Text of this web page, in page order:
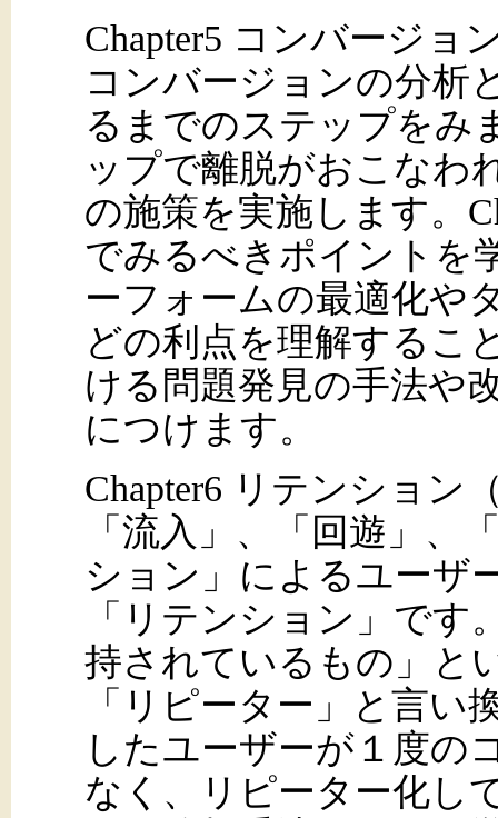
Chapter5 コンバージョ
コンバージョンの分析
るまでのステップをみ
ップで離脱がおこなわ
の施策を実施します。
でみるべきポイントを
ーフォームの最適化や
どの利点を理解するこ
ける問題発見の手法や
につけます。
Chapter6 リテンション
「流入」、「回遊」、
ション」によるユーザ
「リテンション」で
持されているもの」と
「リピーター」と言い
したユーザーが１度の
なく、リピーター化し